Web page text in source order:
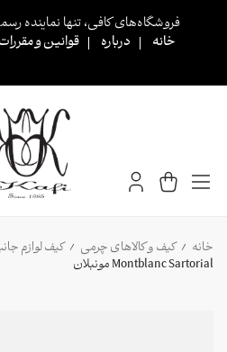
فروشگاه‌های کافی، تنها نماینده
خانه
درباره قوانین و مقررات
خانه / کیف و کالاهای چرمی / کیف لوازم
Montblanc Sartorial مونبلان